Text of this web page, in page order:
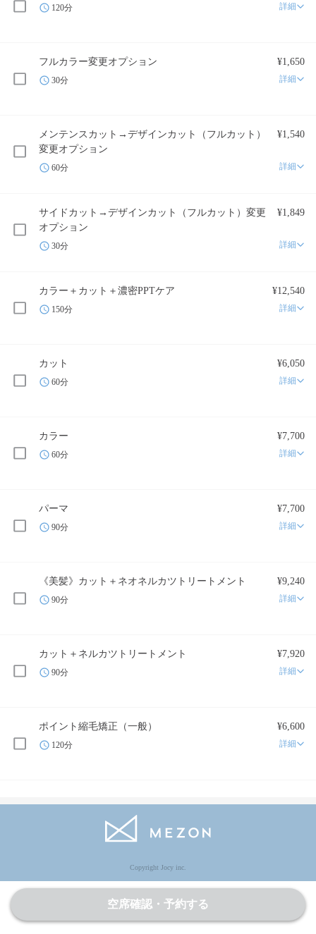
120分 詳細
フルカラー変更オプション ¥1,650
30分 詳細
メンテンスカット→デザインカット（フルカット）
変更オプション
¥1,540
60分 詳細
サイドカット→デザインカット（フルカット）変更
オプション
¥1,849
30分 詳細
カラー＋カット＋濃密PPTケア ¥12,540
150分 詳細
カット ¥6,050
60分 詳細
カラー ¥7,700
60分 詳細
パーマ ¥7,700
90分 詳細
《美髪》カット＋ネオネルカツトリートメント ¥9,240
90分 詳細
カット＋ネルカツトリートメント ¥7,920
90分 詳細
ポイント縮毛矯正（一般） ¥6,600
120分 詳細
空席確認・予約する
Copyright Jocy inc.